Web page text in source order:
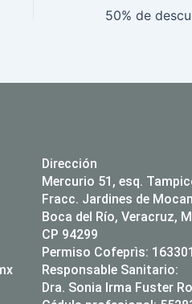
Dirección
Mercurio 51, esq.
Fracc. Jardines de
Boca del Río, Veracruz,
CP 94299
Permiso Cofeprìs:
Responsable Sanitario:
Dra. Sonia Irma Fuster